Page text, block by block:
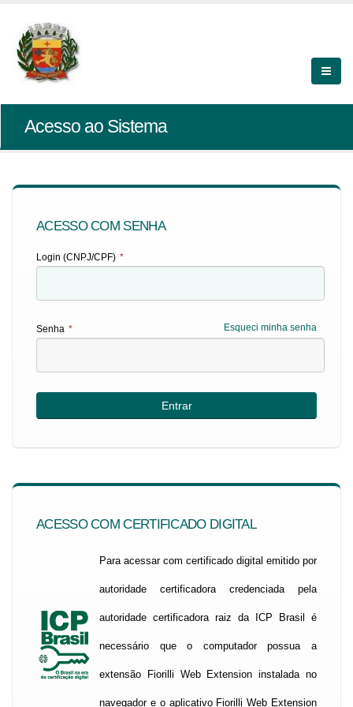
Acesso ao Sistema
ACESSO COM SENHA
Login (CNPJ/CPF) *
Esqueci minha senha
Senha *
ACESSO COM CERTIFICADO DIGITAL
Para acessar com certificado digital emitido por
autoridade certificadora credenciada pela
autoridade certificadora raiz da ICP Brasil é
necessário que o computador possua a
extensão Fiorilli Web Extension instalada no
navegador e o aplicativo Fiorilli Web Extension